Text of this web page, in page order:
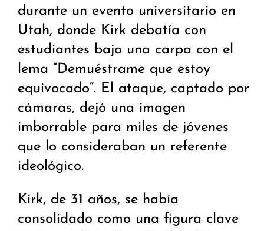
durante un evento universitario en
Utah, donde Kirk debatía con
estudiantes bajo una carpa con el
lema “Demuéstrame que estoy
equivocado”. El ataque, captado por
cámaras, dejó una imagen
imborrable para miles de jóvenes
que lo consideraban un referente
ideológico.
Kirk, de 31 años, se había
consolidado como una figura clave